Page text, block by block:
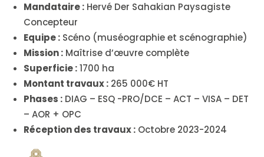
Mandataire : Hervé Der Sahakian Paysagiste
Concepteur
Equipe : Scéno (muséographie et scénographie)
Mission : Maîtrise d’œuvre complète
Superficie :1700 ha
Montant travaux : 265 000€ HT
Phases : DIAG – ESQ -PRO/DCE – ACT – VISA – DET
– AOR + OPC
Réception des travaux : Octobre 2023-2024